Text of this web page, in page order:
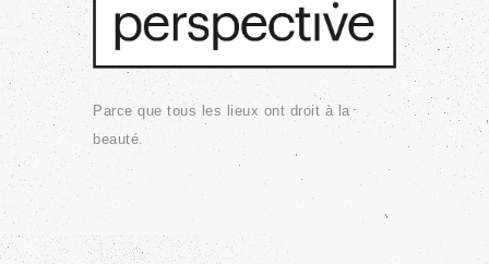
Parce que tous les lieux ont droit à la
beauté.